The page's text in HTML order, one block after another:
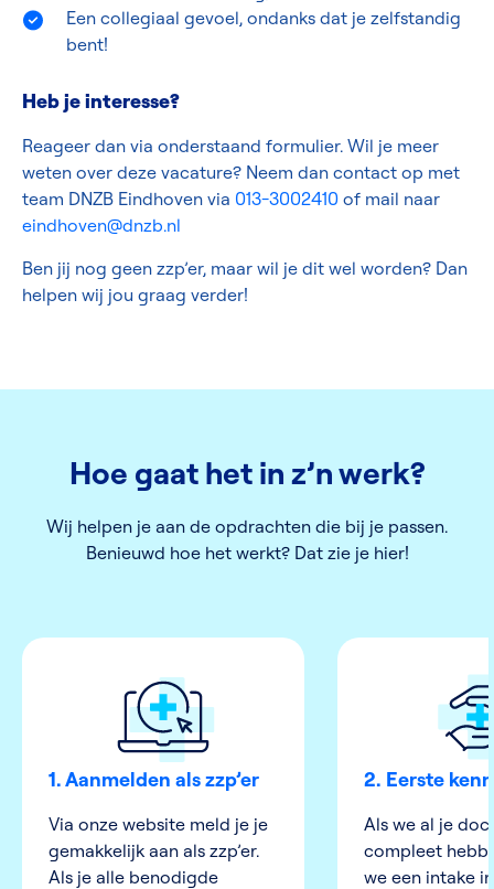
Een collegiaal gevoel, ondanks dat je zelfstandig
bent!
Heb je interesse?
Reageer dan via onderstaand formulier. Wil je meer
weten over deze vacature? Neem dan contact op met
team DNZB Eindhoven via 013-3002410 of mail naar
eindhoven@dnzb.nl
Ben jij nog geen zzp’er, maar wil je dit wel worden? Dan
helpen wij jou graag verder!
Hoe gaat het in z’n werk?
Wij helpen je aan de opdrachten die bij je passen.
Benieuwd hoe het werkt? Dat zie je hier!
1. Aanmelden als zzp’er
Via onze website meld je je
gemakkelijk aan als zzp’er.
Als je alle benodigde
2. Eerste
Als we al je
compleet
we een intake